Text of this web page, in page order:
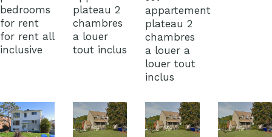
bedrooms
for rent
for rent all
inclusive
plateau 2
chambres
a louer
tout inclus
appartement
plateau 2
chambres
a louer a
louer tout
inclus